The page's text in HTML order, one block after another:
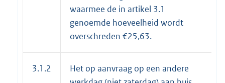
waarmee de in artikel 3.1
genoemde hoeveelheid wordt
overschreden €25,63.
3.1.2
Het op aanvraag op een andere